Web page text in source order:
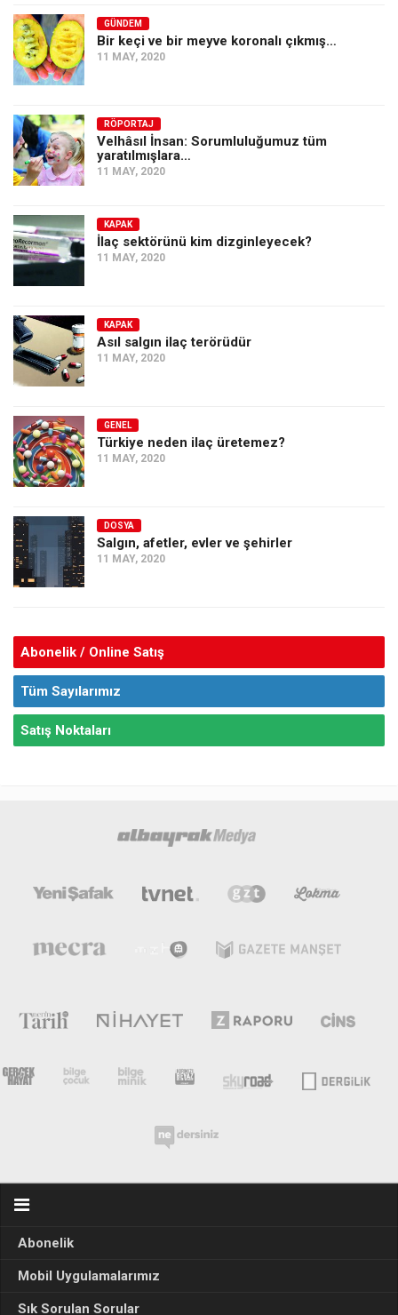
Asya
Amerika
Avustralya
Tarih
Düşünce
Dosyalar
GÜNDEM
Bir keçi ve bir meyve koronalı çıkmış…
11 MAY, 2020
RÖPORTAJ
Velhâsıl İnsan: Sorumluluğumuz tüm
yaratılmışlara…
11 MAY, 2020
KAPAK
İlaç sektörünü kim dizginleyecek?
11 MAY, 2020
KAPAK
Asıl salgın ilaç terörüdür
11 MAY, 2020
GENEL
Türkiye neden ilaç üretemez?
11 MAY, 2020
DOSYA
Salgın, afetler, evler ve şehirler
11 MAY, 2020
Abonelik / Online Satış
Tüm Sayılarımız
Satış Noktaları
Abonelik
Mobil Uygulamalarımız
Sık Sorulan Sorular